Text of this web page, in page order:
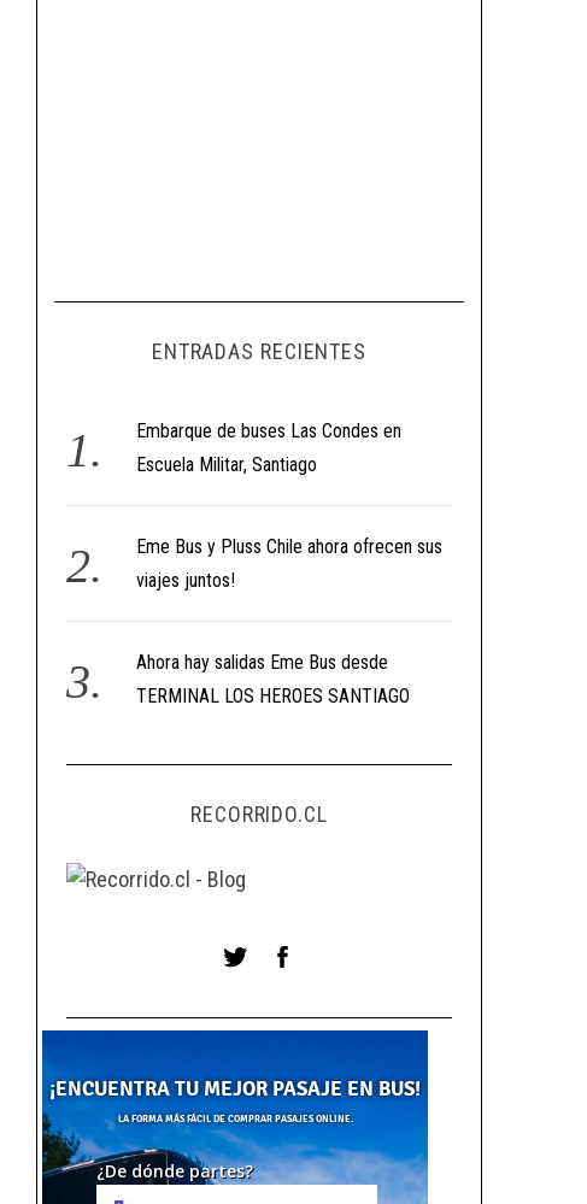
ENTRADAS RECIENTES
Embarque de buses Las Condes en
Escuela Militar, Santiago
Eme Bus y Pluss Chile ahora ofrecen sus
viajes juntos!
Ahora hay salidas Eme Bus desde
TERMINAL LOS HEROES SANTIAGO
RECORRIDO.CL